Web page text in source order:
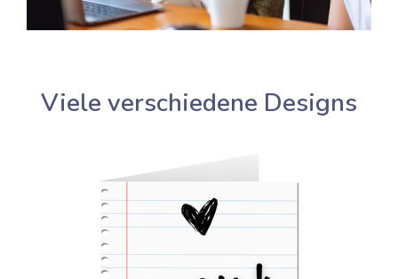
Viele verschiedene Designs